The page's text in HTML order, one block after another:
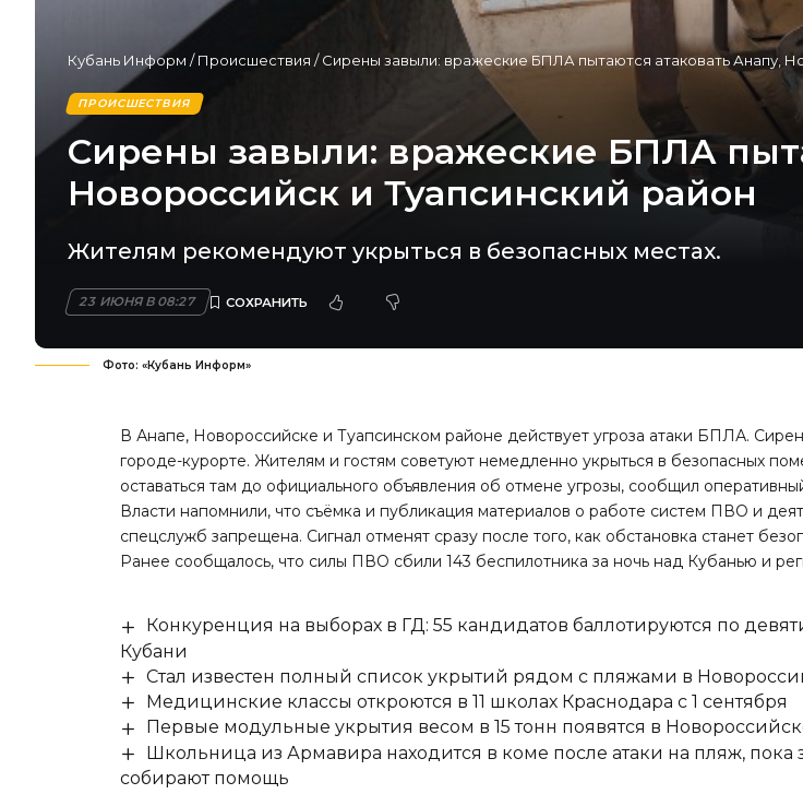
Кубань Информ /Происшествия /Сирены завыли: вражеские БПЛА пытаются атаковать Анапу,
ПРОИСШЕСТВИЯ
Сирены завыли: вражеские БПЛА
Новороссийск и Туапсинский район
Жителям рекомендуют укрыться в безопасных местах.
23 ИЮНЯ В 08:27
Фото: «Кубань Информ»
В Анапе, Новороссийске и Туапсинском районе действует угроза атаки БПЛА.
городе-курорте. Жителям и гостям советуют немедленно укрыться в безопасных
оставаться там до официального объявления об отмене угрозы, сообщил
Власти напомнили, что съёмка и публикация материалов о работе систем ПВО и
спецслужб запрещена. Сигнал отменят сразу после того, как обстановка станет
Ранее сообщалось, что силы ПВО сбили 143 беспилотника за ночь над Кубанью и
Конкуренция на выборах в ГД: 55 кандидатов баллотируются по
Кубани
Стал известен полный список укрытий рядом с пляжами в
Медицинские классы откроются в 11 школах Краснодара с 1 сентября
Первые модульные укрытия весом в 15 тонн появятся в
Школьница из Армавира находится в коме после атаки на пляж, пока
собирают помощь